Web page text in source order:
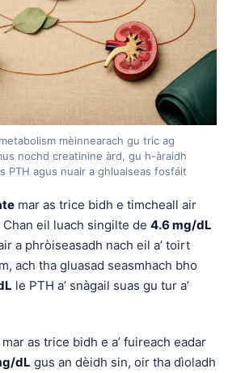
mèinnearach gu tric ag
nochd creatinine àrd, gu h-àraidh
PTH agus nuair a ghluaiseas fosfáit
mar as trice bidh e timcheall air
Chan eil luach singilte de 4.6 mg/dL
a phròiseasadh nach eil a’ toirt
ach tha gluasad seasmhach bho
le PTH a’ snàgail suas gu tur a’
mar as trice bidh e a’ fuireach eadar
dL gus an dèidh sin, oir tha dìoladh
dili